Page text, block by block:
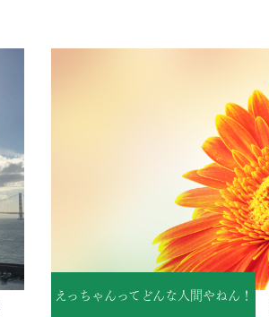
えっちゃんってどんな人間やねん！